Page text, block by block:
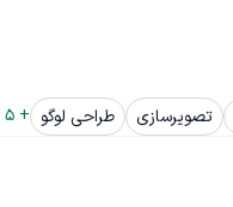
تصویرسازی طراحی لوگو +
5